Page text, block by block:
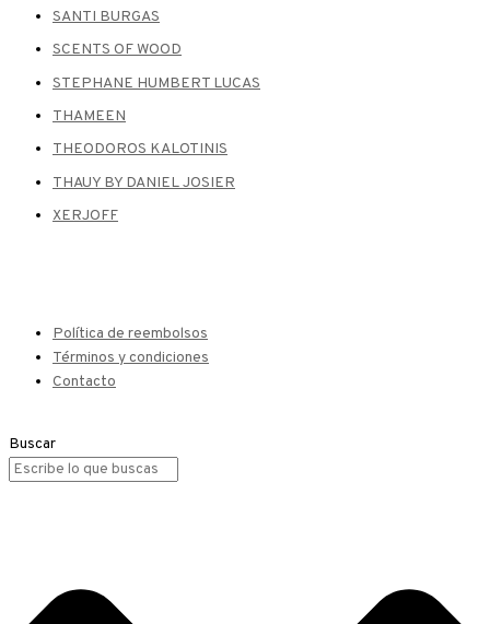
SANTI BURGAS
SCENTS OF WOOD
STEPHANE HUMBERT LUCAS
THAMEEN
THEODOROS KALOTINIS
THAUY BY DANIEL JOSIER
XERJOFF
Política de reembolsos
Términos y condiciones
Contacto
Buscar